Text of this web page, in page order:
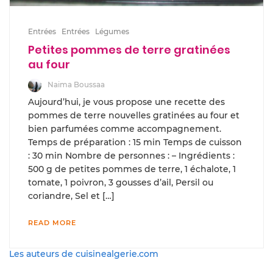
Entrées Entrées Légumes
Petites pommes de terre gratinées
au four
Naima Boussaa
Aujourd’hui, je vous propose une recette des
pommes de terre nouvelles gratinées au four et
bien parfumées comme accompagnement.
Temps de préparation : 15 min Temps de cuisson
: 30 min Nombre de personnes : – Ingrédients :
500 g de petites pommes de terre, 1 échalote, 1
tomate, 1 poivron, 3 gousses d’ail, Persil ou
coriandre, Sel et […]
READ MORE
Les auteurs de cuisinealgerie.com